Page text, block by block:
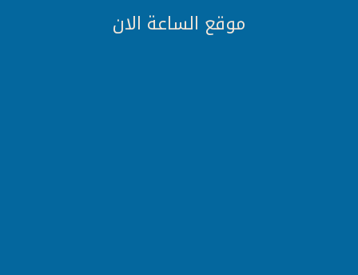
موقع الساعة الان